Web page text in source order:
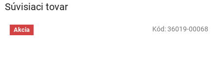
Súvisiaci tovar
Akcia Kód:36019-00068